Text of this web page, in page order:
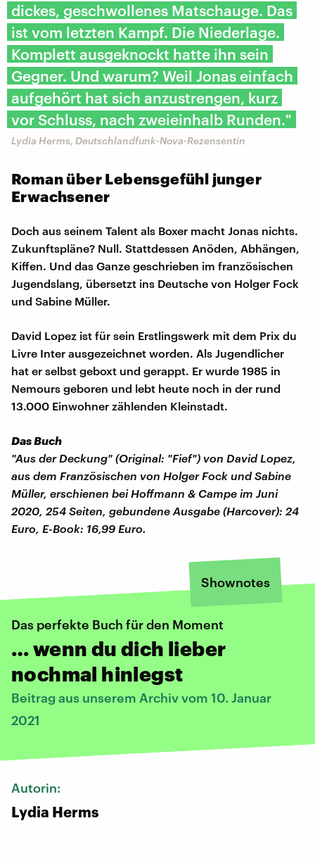
dickes, geschwollenes Matschauge. Das
ist vom letzten Kampf. Die Niederlage.
Komplett ausgeknockt hatte ihn sein
Gegner. Und warum? Weil Jonas einfach
aufgehört hat sich anzustrengen, kurz
vor Schluss, nach zweieinhalb Runden."
Lydia Herms, Deutschlandfunk-Nova-Rezensentin
Roman über Lebensgefühl junger
Erwachsener
Doch aus seinem Talent als Boxer macht Jonas nichts.
Zukunftspläne? Null. Stattdessen Anöden, Abhängen,
Kiffen. Und das Ganze geschrieben im französischen
Jugendslang, übersetzt ins Deutsche von Holger Fock
und Sabine Müller.
David Lopez ist für sein Erstlingswerk mit dem Prix du
Livre Inter ausgezeichnet worden. Als Jugendlicher
hat er selbst geboxt und gerappt. Er wurde 1985 in
Nemours geboren und lebt heute noch in der rund
13.000 Einwohner zählenden Kleinstadt.
Das Buch
"Aus der Deckung" (Original: "Fief") von David Lopez,
aus dem Französischen von Holger Fock und Sabine
Müller, erschienen bei Hoffmann & Campe im Juni
2020, 254 Seiten, gebundene Ausgabe (Harcover): 24
Euro, E-Book: 16,99 Euro.
Shownotes
Das perfekte Buch für den Moment
… wenn du dich lieber
nochmal hinlegst
Beitrag aus unserem Archiv vom 10. Januar
2021
Autorin:
Lydia Herms